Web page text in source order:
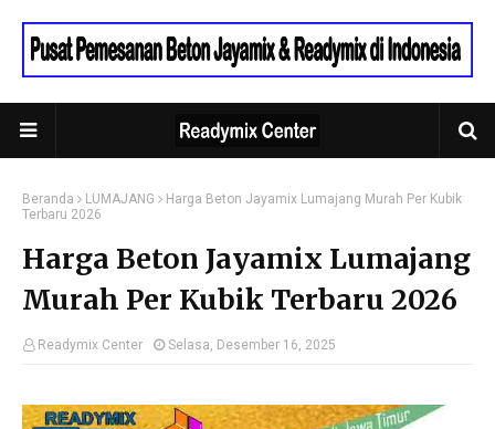
Beranda LUMAJANG
Harga Beton Jayamix Lumajang Murah Per Kubik
Terbaru 2026
Harga Beton Jayamix Lumajang
Murah Per Kubik Terbaru 2026
Readymix Center Selasa, Desember 16, 2025